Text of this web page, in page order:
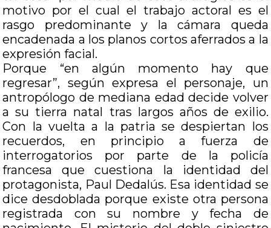
motivo por el cual el trabajo actoral es el
rasgo predominante y la cámara queda
encadenada a los planos cortos aferrados a la
expresión facial.
Porque “en algún momento hay que
regresar”, según expresa el personaje, un
antropólogo de mediana edad decide volver
a su tierra natal tras largos años de exilio.
Con la vuelta a la patria se despiertan los
recuerdos, en principio a fuerza de
interrogatorios por parte de la policía
francesa que cuestiona la identidad del
protagonista, Paul Dedalús. Esa identidad se
dice desdoblada porque existe otra persona
registrada con su nombre y fecha de